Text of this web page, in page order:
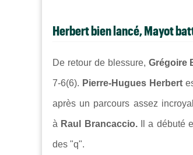
Herbert bien lancé, Mayot
De retour de blessure, Grégoire
7-6(6). Pierre-Hugues Herbert
après un parcours assez
à Raul Brancaccio. Il a débuté
des "q".